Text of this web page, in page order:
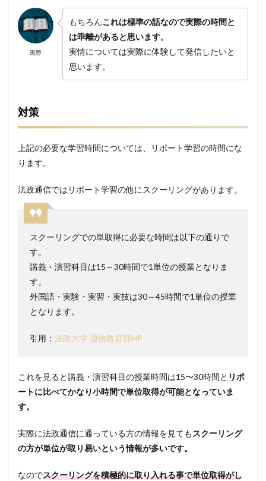
黒野
もちろんこれは標準の話なので実際の時間と
は乖離があると思います。
実情については実際に体験して発信したいと
思います。
対策
上記の必要な学習時間については、リポート学習の時間にな
ります。
法政通信ではリポート学習の他にスクーリングがあります。
スクーリングでの単取得に必要な時間は以下の通りで
す。
講義・演習科目は15～30時間で1単位の授業となりま
す。
外国語・実験・実習・実技は30～45時間で1単位の授業
となります。
引用： 法政大学 通信教育部HP
これを見ると講義・演習科目の授業時間は15〜30時間と リポ
ートに比べてかなり小時間で単位取得が可能となっていま
す。
実際に法政通信に通っている方の情報を見ても スクーリング
の方が単位が取り易いという情報が多いです。
なのでスクーリングを積極的に取り入れる事で単位取得がし